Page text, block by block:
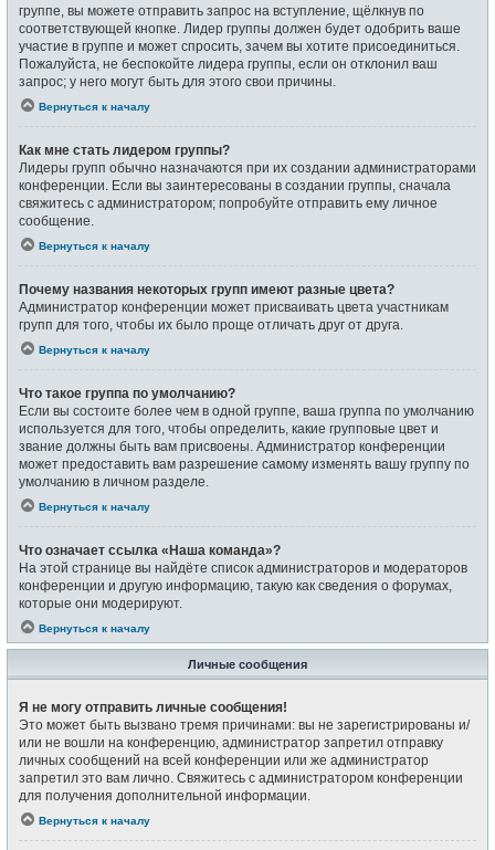
группе, вы можете отправить запрос на вступление, щёлкнув по
соответствующей кнопке. Лидер группы должен будет одобрить ваше
участие в группе и может спросить, зачем вы хотите присоединиться.
Пожалуйста, не беспокойте лидера группы, если он отклонил ваш
запрос; у него могут быть для этого свои причины.
Вернуться к началу
Как мне стать лидером группы?
Лидеры групп обычно назначаются при их создании администраторами
конференции. Если вы заинтересованы в создании группы, сначала
свяжитесь с администратором; попробуйте отправить ему личное
сообщение.
Вернуться к началу
Почему названия некоторых групп имеют разные цвета?
Администратор конференции может присваивать цвета участникам
групп для того, чтобы их было проще отличать друг от друга.
Вернуться к началу
Что такое группа по умолчанию?
Если вы состоите более чем в одной группе, ваша группа по умолчанию
используется для того, чтобы определить, какие групповые цвет и
звание должны быть вам присвоены. Администратор конференции
может предоставить вам разрешение самому изменять вашу группу по
умолчанию в личном разделе.
Вернуться к началу
Что означает ссылка «Наша команда»?
На этой странице вы найдёте список администраторов и модераторов
конференции и другую информацию, такую как сведения о форумах,
которые они модерируют.
Вернуться к началу
Личные сообщения
Я не могу отправить личные сообщения!
Это может быть вызвано тремя причинами: вы не зарегистрированы и/
или не вошли на конференцию, администратор запретил отправку
личных сообщений на всей конференции или же администратор
запретил это вам лично. Свяжитесь с администратором конференции
для получения дополнительной информации.
Вернуться к началу